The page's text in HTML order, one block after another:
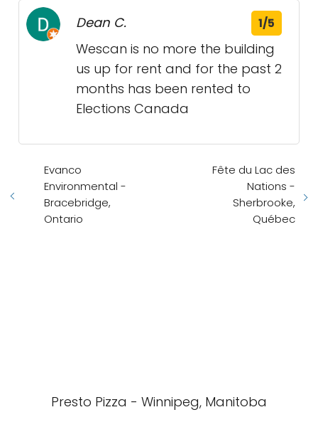
Dean C. 1/5
Wescan is no more the building
us up for rent and for the past 2
months has been rented to
Elections Canada
Evanco
Environmental -
Bracebridge,
Ontario
Fête du Lac des
Nations -
Sherbrooke,
Québec
Presto Pizza - Winnipeg, Manitoba